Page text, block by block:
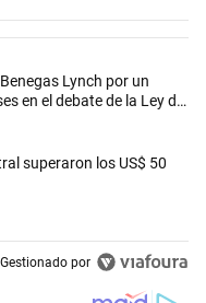
comentarios en los
impugnó a Joaquín
Lynch por un
en el debate de la Ley de
reservas del Banco Central
superaron los US$ 50
Gestionado por